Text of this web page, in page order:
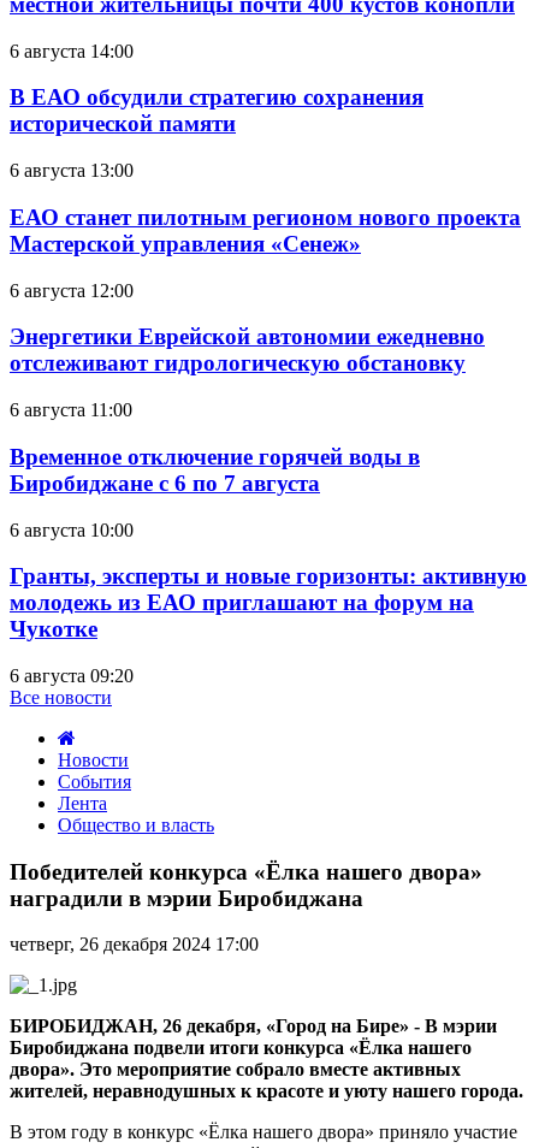
6 августа 14:00
В ЕАО обсудили стратегию сохранения
исторической памяти
6 августа 13:00
ЕАО станет пилотным регионом нового проекта
Мастерской управления «Сенеж»
6 августа 12:00
Энергетики Еврейской автономии ежедневно
отслеживают гидрологическую обстановку
6 августа 11:00
Временное отключение горячей воды в
Биробиджане с 6 по 7 августа
6 августа 10:00
Гранты, эксперты и новые горизонты: активную
молодежь из ЕАО приглашают на форум на
Чукотке
6 августа 09:20
Все новости
Новости
События
Лента
Общество и власть
конкурса
«Ёлка
нашего
наградили
мэрии
Биробиджана
Победителей конкурса «Ёлка нашего двора»
наградили в мэрии Биробиджана
четверг, 26 декабря 2024 17:00
БИРОБИДЖАН, 26 декабря, «Город на Бире» - В мэрии
Биробиджана подвели итоги конкурса «Ёлка нашего
двора». Это мероприятие собрало вместе активных
жителей, неравнодушных к красоте и уюту нашего города.
В этом году в конкурс «Ёлка нашего двора» приняло участие